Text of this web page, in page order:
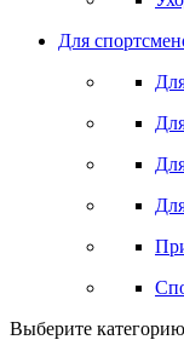
Для
Выберите категорию